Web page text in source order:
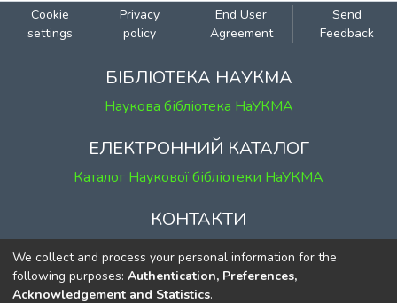
Cookie
settings
Privacy
policy
End User
Agreement
Send
Feedback
БІБЛІОТЕКА НАУКМА
Наукова бібліотека НаУКМА
ЕЛЕКТРОННИЙ КАТАЛОГ
Каталог Наукової бібліотеки НаУКМА
КОНТАКТИ
м. Київ, вул. Григорія Сковороди, 2
к. 1, к. 120
тел. (044) 463-69-31
We collect and process your personal information for the
following purposes: Authentication, Preferences,
Acknowledgement and Statistics.